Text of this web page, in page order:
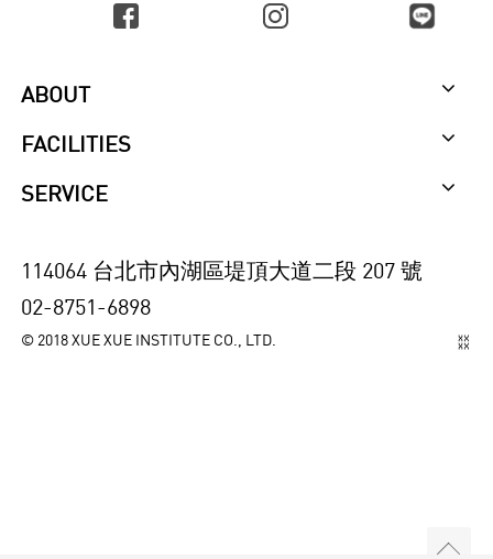
ABOUT
FACILITIES
SERVICE
114064 台北市內湖區堤頂大道二段 207 號
02-8751-6898
© 2018 XUE XUE INSTITUTE CO., LTD.